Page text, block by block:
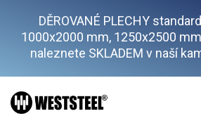
DĚROVANÉ PLECHY
1000x2000 mm, 1250x2500
naleznete SKLADEM v naší